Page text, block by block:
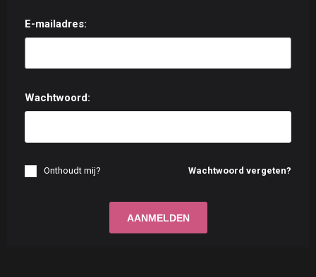
E-mailadres:
Wachtwoord:
Wachtwoord vergeten?
Onthoudt mij?